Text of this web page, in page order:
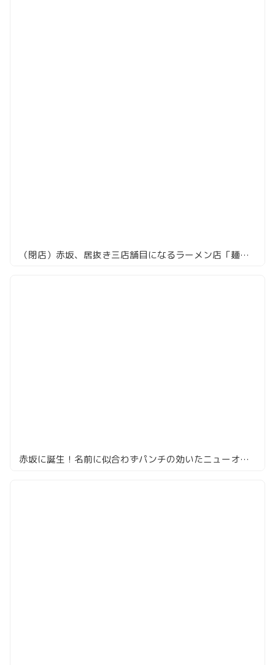
（閉店）赤坂、居抜き三店舗目になるラーメン店「麺屋庄太」
赤坂に誕生！名前に似合わずパンチの効いたニューオープンのラーメン店「みづ菜」